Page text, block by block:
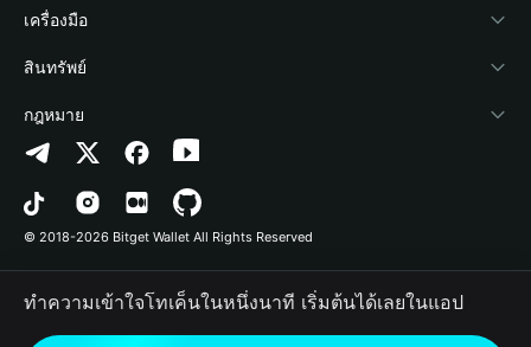
ข่าวสารด้านคริปโต
ศูนย์ช่วยเหลือ
ติดต่อเรา
ทรัพยากรข้อมูลของแบรนด์
อาชีพ
Payfi Crypto
Crypto Swap API
Altcoin Season Index
Prediction Markets
DApp
RWA
เชื่อมต่อ Wallet
Bitget Wallet Pay
ลิสต์โปรเจกต์
Protection Fund
เทคโนโลยีความปลอดภัย
เครื่องมือ
ซื้อคริปโต
การตรวจจับการอนุญาต
การตรวจจับสัญญา
การโอนเป็นชุด
สินทรัพย์
Arbitrum
Avalanche
Bitcoin
Polygon
กฎหมาย
นโยบายความเป็นส่วนตัว
ข้อตกลงในการใช้บริการ
© 2018-2026 Bitget Wallet All Rights Reserved
ทำความเข้าใจโทเค็นในหนึ่งนาที เริ่มต้นได้เลยในแอป